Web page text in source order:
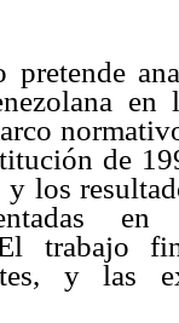
pretende
de
los
trabajo
y las